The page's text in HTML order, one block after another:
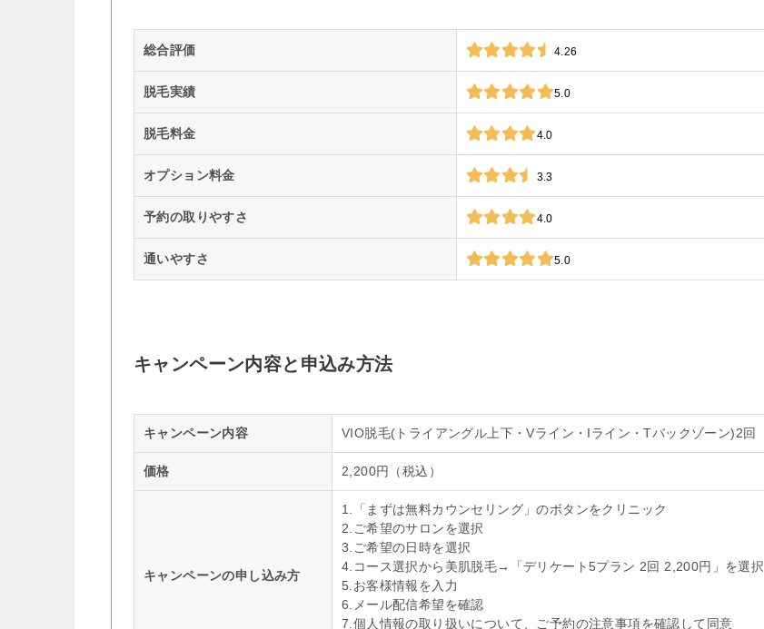
総合評価 4.26
脱毛実績 5.0
脱毛料金 4.0
オプション料金 3.3
予約の取りやすさ 4.0
通いやすさ 5.0
キャンペーン内容と申込み方法
キャンペーン内容 VIO脱毛(トライアングル上下・Vライン・Iライン・Tバックゾーン)2回
価格 2,200円（税込）
キャンペーンの申し込み方
1.「まずは無料カウンセリング」のボタンをクリニック
2.ご希望のサロンを選択
3.ご希望の日時を選択
4.コース選択から美肌脱毛→「デリケート5プラン 2回 2,200円」を選択
5.お客様情報を入力
6.メール配信希望を確認
7.個人情報の取り扱いについて、ご予約の注意事項を確認して同意